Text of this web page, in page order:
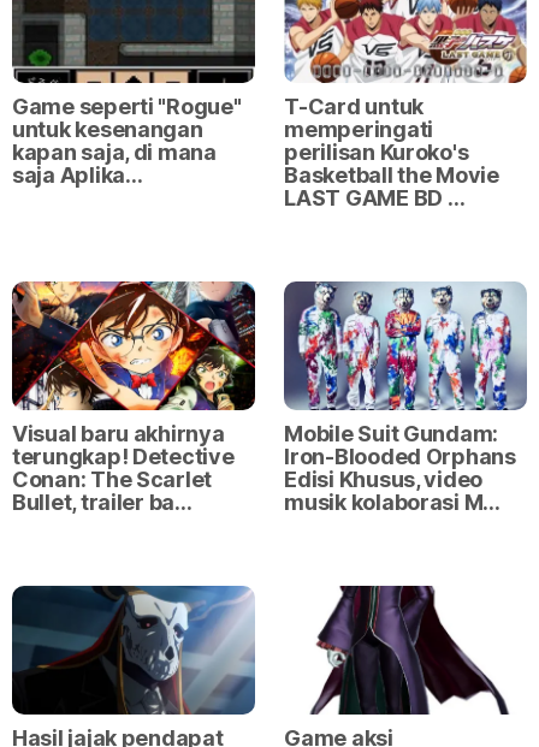
Game seperti "Rogue"
untuk kesenangan
kapan saja, di mana
saja Aplika…
T-Card untuk
memperingati
perilisan Kuroko's
Basketball the Movie
LAST GAME BD …
Visual baru akhirnya
terungkap! Detective
Conan: The Scarlet
Bullet, trailer ba…
Mobile Suit Gundam:
Iron-Blooded Orphans
Edisi Khusus, video
musik kolaborasi M…
Hasil jajak pendapat
Game aksi